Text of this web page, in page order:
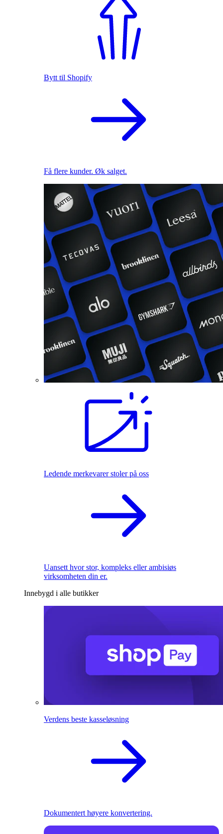
Bytt til Shopify
Få flere kunder. Øk salget.
Ledende merkevarer stoler på oss
Uansett hvor stor, kompleks eller ambisiøs
virksomheten din er.
Innebygd i alle butikker
Verdens beste kasseløsning
Dokumentert høyere konvertering.